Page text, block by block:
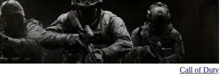
Call of Duty